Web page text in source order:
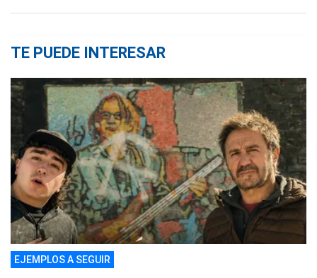
TE PUEDE INTERESAR
EJEMPLOS A SEGUIR